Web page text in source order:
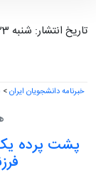
تاریخ انتشار: شنبه 1404/01/23 - 13:40
خبرنامه دانشجویان ایران>
پشت پرده